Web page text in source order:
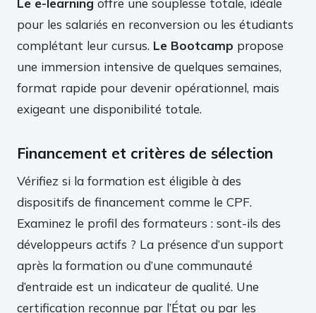
pour les salariés en reconversion ou les étudiants
complétant leur cursus. Le Bootcamp propose
une immersion intensive de quelques semaines,
format rapide pour devenir opérationnel, mais
exigeant une disponibilité totale.
Financement et critères de sélection
Vérifiez si la formation est éligible à des
dispositifs de financement comme le CPF.
Examinez le profil des formateurs : sont-ils des
développeurs actifs ? La présence d’un support
après la formation ou d’une communauté
d’entraide est un indicateur de qualité. Une
certification reconnue par l’État ou par les